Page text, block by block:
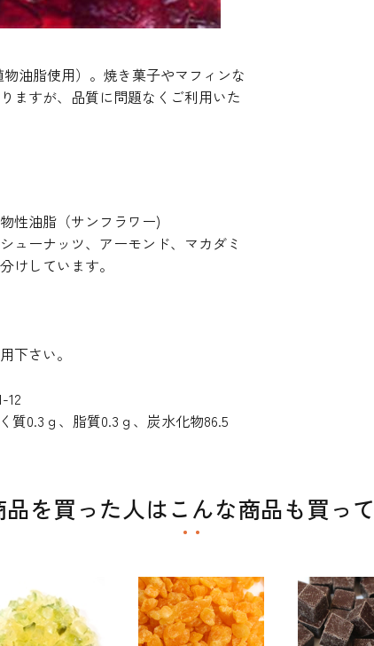
油脂使用）。焼き菓子やマフィンな
ますが、品質に問題なくご利用いた
性油脂（サンフラワー)
ューナッツ、アーモンド、マカダミ
けしています。
下さい。
12
質0.3ｇ、脂質0.3ｇ、炭水化物86.5
品を買った人はこんな商品も買っ